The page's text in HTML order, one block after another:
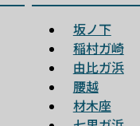
坂ノ下
稲村ガ崎
由比ガ浜
腰越
材木座